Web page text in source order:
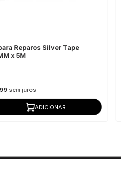
Reparos Silver Tape
x 5M
sem juros
ADICIONAR